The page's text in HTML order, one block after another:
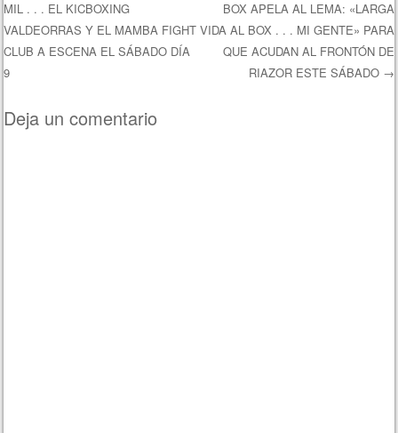
Navegación de entradas
MIL . . . EL KICBOXING
VALDEORRAS Y EL MAMBA FIGHT
CLUB A ESCENA EL SÁBADO DÍA
9
BOX APELA AL LEMA: «LARGA
VIDA AL BOX . . . MI GENTE» PARA
QUE ACUDAN AL FRONTÓN DE
RIAZOR ESTE SÁBADO →
Deja un comentario